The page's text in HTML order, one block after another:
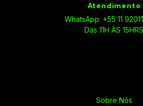
Atendimento
WhatsApp: +55 11
Das 11H ÀS 15HRS
Sobre Nós